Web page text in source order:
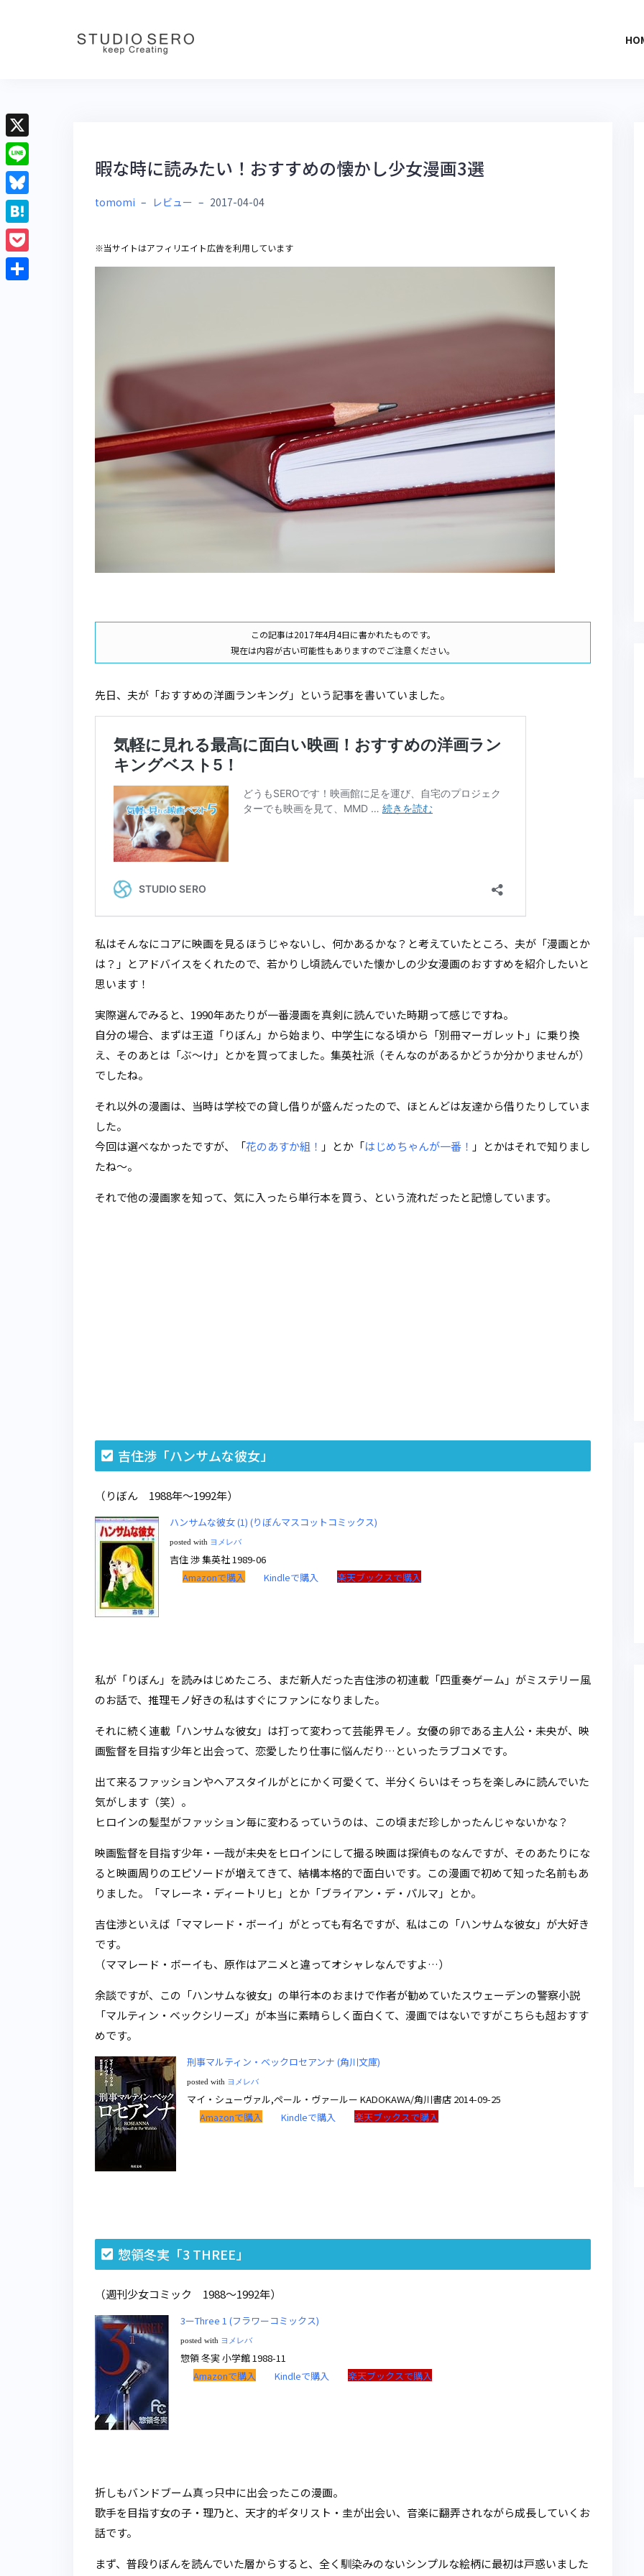
暇な時に読みたい！おすすめの懐かし少女漫画3選
tomomi – レビュー – 2017-04-04
※当サイトはアフィリエイト広告を利用しています
この記事は2017年4月4日に書かれたものです。
現在は内容が古い可能性もありますのでご注意ください。
先日、夫が「おすすめの洋画ランキング」という記事を書いていました。
私はそんなにコアに映画を見るほうじゃないし、何かあるかな？と考えていたところ、夫が「漫画とか
は？」とアドバイスをくれたので、若かりし頃読んでいた懐かしの少女漫画のおすすめを紹介したいと
思います！
実際選んでみると、1990年あたりが一番漫画を真剣に読んでいた時期って感じですね。
自分の場合、まずは王道「りぼん」から始まり、中学生になる頃から「別冊マーガレット」に乗り換
え、そのあとは「ぶ～け」とかを買ってました。集英社派（そんなのがあるかどうか分かりませんが）
でしたね。
それ以外の漫画は、当時は学校での貸し借りが盛んだったので、ほとんどは友達から借りたりしていま
した。
今回は選べなかったですが、「花のあすか組！ 」とか「はじめちゃんが一番！ 」とかはそれで知りまし
たね～。
それで他の漫画家を知って、気に入ったら単行本を買う、という流れだったと記憶しています。
吉住渉「ハンサムな彼女」
（りぼん 1988年～1992年）
ハンサムな彼女 (1) (りぼんマスコットコミックス)
posted with ヨメレバ
吉住 渉 集英社 1989-06
Amazonで購入
Kindleで購入 楽天ブックスで購入
私が「りぼん」を読みはじめたころ、まだ新人だった吉住渉の初連載「四重奏ゲーム」がミステリー風
のお話で、推理モノ好きの私はすぐにファンになりました。
それに続く連載「ハンサムな彼女」は打って変わって芸能界モノ。女優の卵である主人公・未央が、映
画監督を目指す少年と出会って、恋愛したり仕事に悩んだり…といったラブコメです。
出て来るファッションやヘアスタイルがとにかく可愛くて、半分くらいはそっちを楽しみに読んでいた
気がします（笑）。
ヒロインの髪型がファッション毎に変わるっていうのは、この頃まだ珍しかったんじゃないかな？
映画監督を目指す少年・一哉が未央をヒロインにして撮る映画は探偵ものなんですが、そのあたりにな
ると映画周りのエピソードが増えてきて、結構本格的で面白いです。この漫画で初めて知った名前もあ
りました。「マレーネ・ディートリヒ」とか「ブライアン・デ・パルマ」とか。
吉住渉といえば「ママレード・ボーイ」がとっても有名ですが、私はこの「ハンサムな彼女」が大好き
です。
（ママレード・ボーイも、原作はアニメと違ってオシャレなんですよ…）
余談ですが、この「ハンサムな彼女」の単行本のおまけで作者が勧めていたスウェーデンの警察小説
「マルティン・ベックシリーズ」が本当に素晴らしく面白くて、漫画ではないですがこちらも超おすす
めです。
刑事マルティン・ベックロセアンナ (角川文庫)
posted with ヨメレバ
マイ・シューヴァル,ペール・ヴァールー KADOKAWA/角川書店 2014-09-25
Amazonで購入
Kindleで購入 楽天ブックスで購入
惣領冬実「3 THREE」
（週刊少女コミック 1988～1992年）
3ーThree 1 (フラワーコミックス)
posted with ヨメレバ
惣領 冬実 小学館 1988-11
Amazonで購入
Kindleで購入 楽天ブックスで購入
折しもバンドブーム真っ只中に出会ったこの漫画。
歌手を目指す女の子・理乃と、天才的ギタリスト・圭が出会い、音楽に翻弄されながら成長していくお
話です。
まず、普段りぼんを読んでいた層からすると、全く馴染みのないシンプルな絵柄に最初は戸惑いました
X
L
i
n
e
B
l
u
e
H
a
t
P